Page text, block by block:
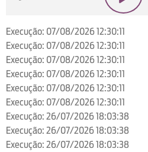
Execução: 07/08/2026 12:30:11
Execução: 07/08/2026 12:30:11
Execução: 07/08/2026 12:30:11
Execução: 07/08/2026 12:30:11
Execução: 07/08/2026 12:30:11
Execução: 07/08/2026 12:30:11
Execução: 26/07/2026 18:03:38
Execução: 26/07/2026 18:03:38
Execução: 26/07/2026 18:03:38